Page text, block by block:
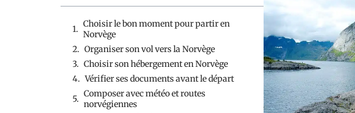
Choisir le bon moment pour partir en
Norvège
Organiser son vol vers la Norvège
Choisir son hébergement en Norvège
Vérifier ses documents avant le départ
Composer avec météo et routes
norvégiennes